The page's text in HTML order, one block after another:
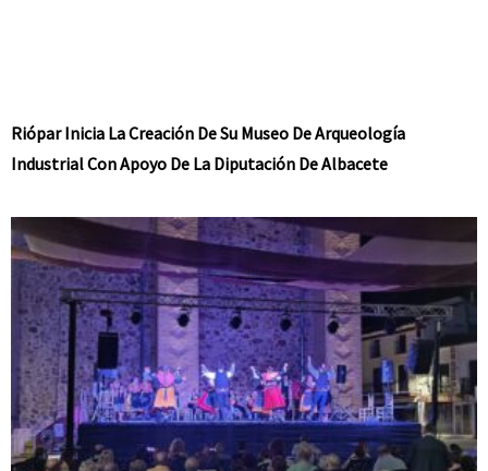
Riópar Inicia La Creación De Su Museo De Arqueología
Industrial Con Apoyo De La Diputación De Albacete